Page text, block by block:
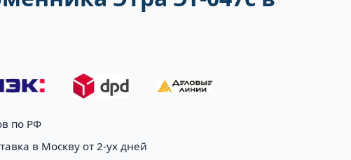
по РФ
в Москву от 2-ух дней